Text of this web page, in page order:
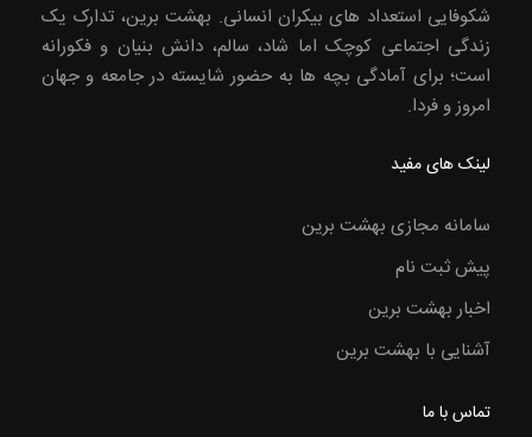
شکوفایی استعداد های بیکران انسانی. بهشت برین، تدارک یک
زندگی اجتماعی کوچک اما شاد، سالم، دانش بنیان و فکورانه
است؛ برای آمادگی بچه ها به حضور شایسته در جامعه و جهان
امروز و فردا.
لینک های مفید
سامانه مجازی بهشت برین
پیش ثبت نام
اخبار بهشت برین
آشنایی با بهشت برین
تماس با ما